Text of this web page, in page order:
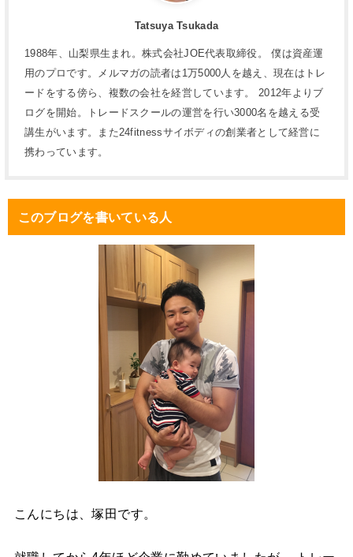
Tatsuya Tsukada
1988年、山梨県生まれ。株式会社JOE代表取締役。 僕は資産運
用のプロです。メルマガの読者は1万5000人を越え、現在はトレ
ードをする傍ら、複数の会社を経営しています。 2012年よりブ
ログを開始。トレードスクールの運営を行い3000名を越える受
講生がいます。また24fitnessサイボディの創業者として経営に
携わっています。
このブログを書いている人
こんにちは、塚田です。